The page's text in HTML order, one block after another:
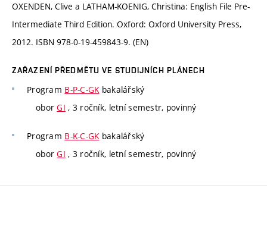
OXENDEN, Clive a LATHAM-KOENIG, Christina: English File Pre-
Intermediate Third Edition. Oxford: Oxford University Press,
2012. ISBN 978-0-19-459843-9. (EN)
ZAŘAZENÍ PŘEDMĚTU VE STUDIJNÍCH PLÁNECH
Program B-P-C-GKbakalářský
oborGI , 3 ročník, letní semestr, povinný
Program B-K-C-GK bakalářský
oborGI , 3 ročník, letní semestr, povinný